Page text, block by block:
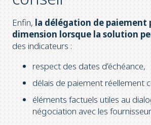
Enfin, la délégation de paiement
dimension lorsque la solution
des indicateurs :
respect des dates d’échéance,
délais de paiement réellement
éléments factuels utiles au
négociation avec les